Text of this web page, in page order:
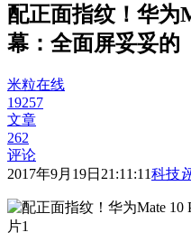
配正面指纹！华为
幕：全面屏妥妥的
米粒在线
19257
文章
262
评论
2017年9月19日21:11:11科技